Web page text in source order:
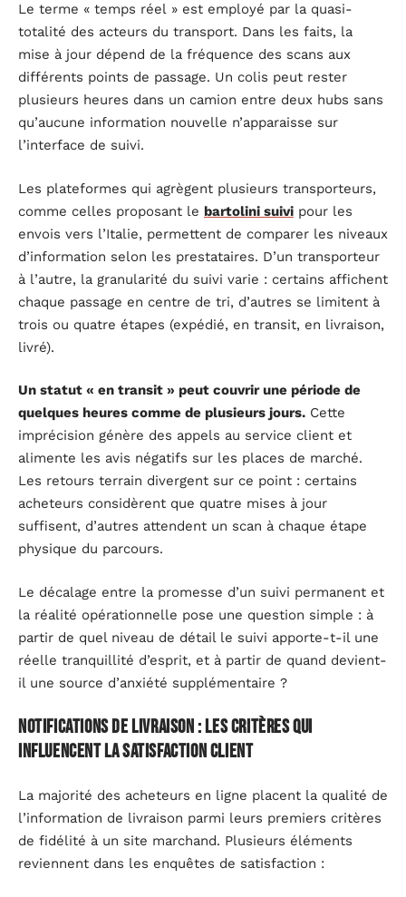
Le terme « temps réel » est employé par la quasi-
totalité des acteurs du transport. Dans les faits, la
mise à jour dépend de la fréquence des scans aux
différents points de passage. Un colis peut rester
plusieurs heures dans un camion entre deux hubs sans
qu’aucune information nouvelle n’apparaisse sur
l’interface de suivi.
Les plateformes qui agrègent plusieurs transporteurs,
comme celles proposant le bartolini suivi pour les
envois vers l’Italie, permettent de comparer les niveaux
d’information selon les prestataires. D’un transporteur
à l’autre, la granularité du suivi varie : certains affichent
chaque passage en centre de tri, d’autres se limitent à
trois ou quatre étapes (expédié, en transit, en livraison,
livré).
Un statut « en transit » peut couvrir une période de
quelques heures comme de plusieurs jours. Cette
imprécision génère des appels au service client et
alimente les avis négatifs sur les places de marché.
Les retours terrain divergent sur ce point : certains
acheteurs considèrent que quatre mises à jour
suffisent, d’autres attendent un scan à chaque étape
physique du parcours.
Le décalage entre la promesse d’un suivi permanent et
la réalité opérationnelle pose une question simple : à
partir de quel niveau de détail le suivi apporte-t-il une
réelle tranquillité d’esprit, et à partir de quand devient-
il une source d’anxiété supplémentaire ?
Notifications de livraison : les critères qui
influencent la satisfaction client
La majorité des acheteurs en ligne placent la qualité de
l’information de livraison parmi leurs premiers critères
de fidélité à un site marchand. Plusieurs éléments
reviennent dans les enquêtes de satisfaction :